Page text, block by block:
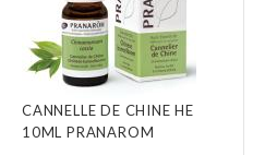
CANNELLE DE CHINE HE
10ML PRANAROM